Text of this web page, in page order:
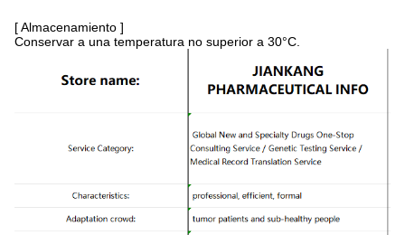
[ Almacenamiento ]
Conservar a una temperatura no superior a 30°C.